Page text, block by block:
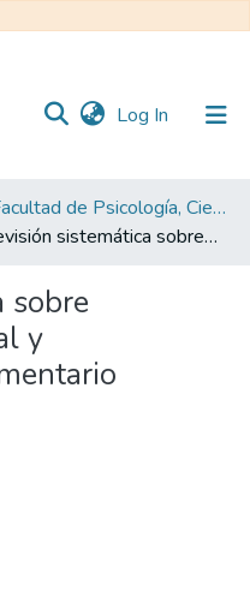
Log In (current)
Facultad de Psicología, Ciencias Sociales y de la Educación
Revisión sistemática sobre regulación emocional y comportamiento alimentario
sobre
y